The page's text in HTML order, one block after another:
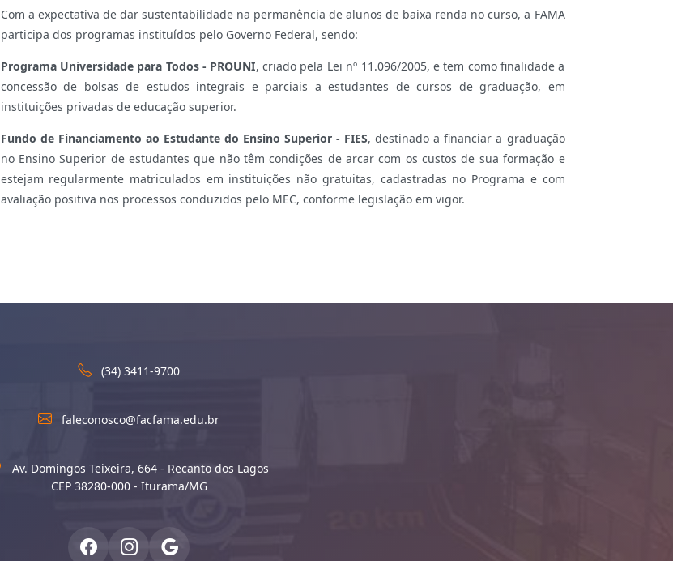
Com a expectativa de dar sustentabilidade na permanência de alunos de baixa renda no curso, a FAMA
participa dos programas instituídos pelo Governo Federal, sendo:
Programa Universidade para Todos - PROUNI, criado pela Lei nº 11.096/2005, e tem como finalidade a
concessão de bolsas de estudos integrais e parciais a estudantes de cursos de graduação, em
instituições privadas de educação superior.
Fundo de Financiamento ao Estudante do Ensino Superior - FIES, destinado a financiar a graduação
no Ensino Superior de estudantes que não têm condições de arcar com os custos de sua formação e
estejam regularmente matriculados em instituições não gratuitas, cadastradas no Programa e com
avaliação positiva nos processos conduzidos pelo MEC, conforme legislação em vigor.
(34) 3411-9700
faleconosco@facfama.edu.br
Av. Domingos Teixeira, 664 - Recanto dos Lagos
CEP 38280-000 - Iturama/MG